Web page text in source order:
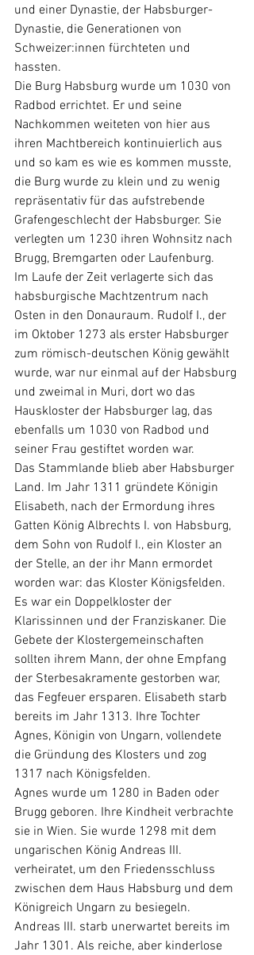
und einer Dynastie, der Habsburger-
Dynastie, die Generationen von
Schweizer:innen fürchteten und
hassten.
Die Burg Habsburg wurde um 1030 von
Radbod errichtet. Er und seine
Nachkommen weiteten von hier aus
ihren Machtbereich kontinuierlich aus
und so kam es wie es kommen musste,
die Burg wurde zu klein und zu wenig
repräsentativ für das aufstrebende
Grafengeschlecht der Habsburger. Sie
verlegten um 1230 ihren Wohnsitz nach
Brugg, Bremgarten oder Laufenburg.
Im Laufe der Zeit verlagerte sich das
habsburgische Machtzentrum nach
Osten in den Donauraum. Rudolf I., der
im Oktober 1273 als erster Habsburger
zum römisch-deutschen König gewählt
wurde, war nur einmal auf der Habsburg
und zweimal in Muri, dort wo das
Hauskloster der Habsburger lag, das
ebenfalls um 1030 von Radbod und
seiner Frau gestiftet worden war.
Das Stammlande blieb aber Habsburger
Land. Im Jahr 1311 gründete Königin
Elisabeth, nach der Ermordung ihres
Gatten König Albrechts I. von Habsburg,
dem Sohn von Rudolf I., ein Kloster an
der Stelle, an der ihr Mann ermordet
worden war: das Kloster Königsfelden.
Es war ein Doppelkloster der
Klarissinnen und der Franziskaner. Die
Gebete der Klostergemeinschaften
sollten ihrem Mann, der ohne Empfang
der Sterbesakramente gestorben war,
das Fegfeuer ersparen. Elisabeth starb
bereits im Jahr 1313. Ihre Tochter
Agnes, Königin von Ungarn, vollendete
die Gründung des Klosters und zog
1317 nach Königsfelden.
Agnes wurde um 1280 in Baden oder
Brugg geboren. Ihre Kindheit verbrachte
sie in Wien. Sie wurde 1298 mit dem
ungarischen König Andreas III.
verheiratet, um den Friedensschluss
zwischen dem Haus Habsburg und dem
Königreich Ungarn zu besiegeln.
Andreas III. starb unerwartet bereits im
Jahr 1301. Als reiche, aber kinderlose